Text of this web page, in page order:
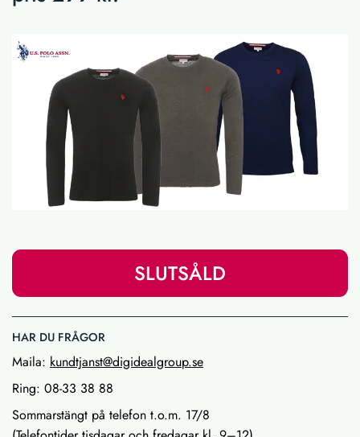
SLUTSÅLD
HAR DU FRÅGOR
Maila: kundtjanst@digidealgroup.se
Ring: 08-33 38 88
Sommarstängt på telefon t.o.m. 17/8